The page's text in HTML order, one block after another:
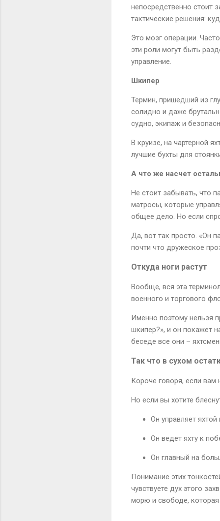
непосредственно стоит
тактические решения:
Это мозг операции.
эти роли могут быть
управление.
Шкипер
Термин, пришедший из
солидно и даже
судно, экипаж и
В круизе, на чартерной
лучшие бухты для
А что же насчет
Не стоит забывать, что
матросы, которые
общее дело. Но если
Да, вот так просто. «Он
почти что дружеское
Откуда ноги растут
Вообще, вся эта
военного и торгового
Именно поэтому нельзя
шкипер?», и он покажет
беседе все они –
Так что в сухом
Короче говоря, если вам
Но если вы хотите
Он управляет яхтой
Он ведет яхту к
Он главный на
Понимание этих
чувствуете дух этого
морю и свободе, которая